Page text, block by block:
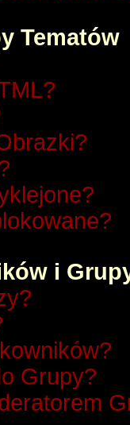
Tematów
i
Grupy?